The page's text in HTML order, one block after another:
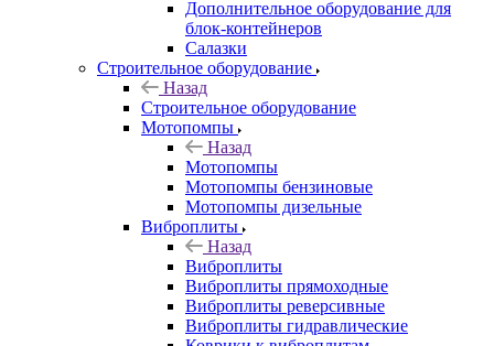
Дополнительное оборудование для
блок-контейнеров
Салазки
Строительное оборудование
Назад
Строительное оборудование
Мотопомпы
Назад
Мотопомпы
Мотопомпы бензиновые
Мотопомпы дизельные
Виброплиты
Назад
Виброплиты
Виброплиты прямоходные
Виброплиты реверсивные
Виброплиты гидравлические